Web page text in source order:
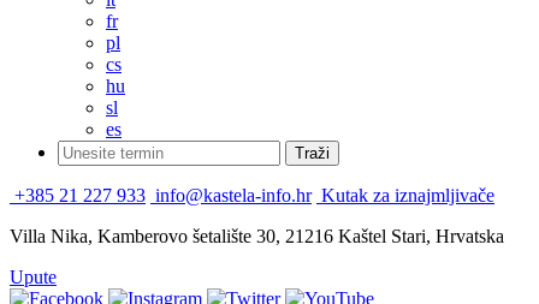
fr
pl
cs
hu
sl
es
+385 21 227 933 info@kastela-info.hr Kutak za iznajmljivače
Villa Nika, Kamberovo šetalište 30, 21216 Kaštel Stari, Hrvatska
Upute